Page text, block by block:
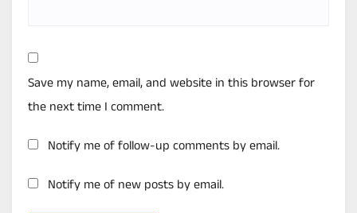
Save my name, email, and website in this browser for
the next time I comment.
Notify me of follow-up comments by email.
Notify me of new posts by email.